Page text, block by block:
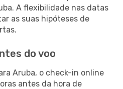
A flexibilidade nas datas
as suas hipóteses de
do voo
Aruba, o check-in online
antes da hora de